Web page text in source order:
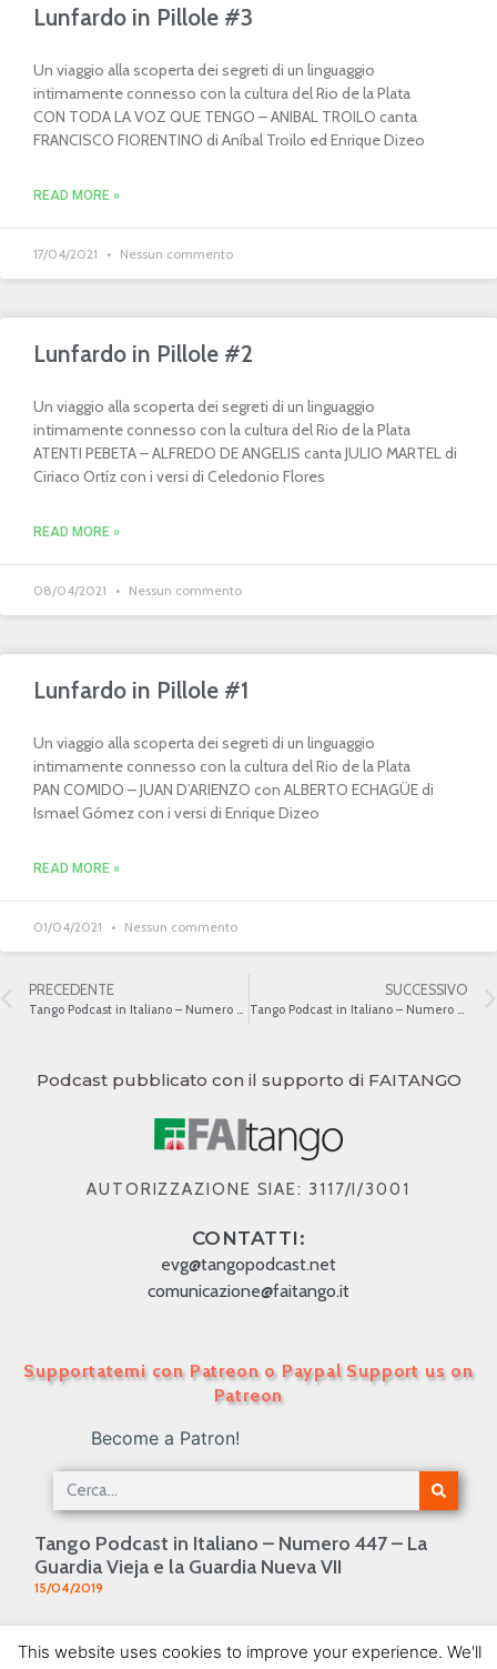
Lunfardo in Pillole #3
Un viaggio alla scoperta dei segreti di un linguaggio
intimamente connesso con la cultura del Rio de la Plata
CON TODA LA VOZ QUE TENGO – ANIBAL TROILO canta
FRANCISCO FIORENTINO di Aníbal Troilo ed Enrique Dizeo
READ MORE »
17/04/2021 Nessun commento
Lunfardo in Pillole #2
Un viaggio alla scoperta dei segreti di un linguaggio
intimamente connesso con la cultura del Rio de la Plata
ATENTI PEBETA – ALFREDO DE ANGELIS canta JULIO MARTEL di
Ciriaco Ortíz con i versi di Celedonio Flores
READ MORE »
08/04/2021 Nessun commento
Lunfardo in Pillole #1
Un viaggio alla scoperta dei segreti di un linguaggio
intimamente connesso con la cultura del Rio de la Plata
PAN COMIDO – JUAN D’ARIENZO con ALBERTO ECHAGÜE di
Ismael Gómez con i versi di Enrique Dizeo
READ MORE »
01/04/2021 Nessun commento
PRECEDENTE SUCCESSIVO
Podcast pubblicato con il supporto di FAITANGO
AUTORIZZAZIONE SIAE: 3117/I/3001
CONTATTI:
evg@tangopodcast.net
comunicazione@faitango.it
Supportatemi con Patreon o Paypal Support us on
Patreon
Become a Patron!
Tango Podcast in Italiano – Numero 447 – La
Guardia Vieja e la Guardia Nueva VII
15/04/2019
Tango Podcast in Italiano – Numero 51 – Osmar
This website uses cookies to improve your experience. We'll